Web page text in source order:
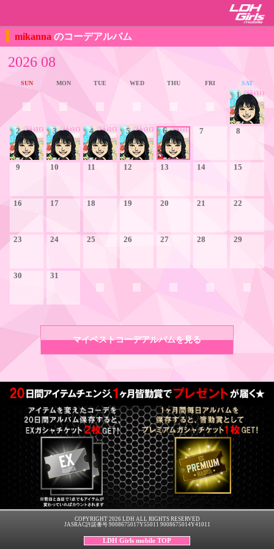
mikanna のコーデアルバム
2026 08
SUN MON TUE WED THU FRI SAT
1
2 3 4 5 6 7 8
9 10 11 12 13 14 15
16 17 18 19 20 21 22
23 24 25 26 27 28 29
30 31
マイベストコーデアルバムを見る
COPYRIGHT 2026 LDH ALL RIGHTS RESERVED
JASRAC許諾番号 9008675017Y55011 9008675014Y41011
LDH Girls mobile TOP